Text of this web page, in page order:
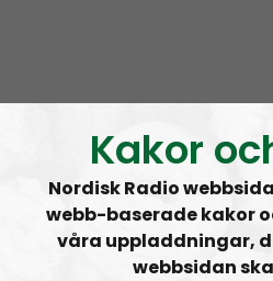
NR Special innefattar alla
Radio som inte tillhör
programmen.
Prenumerera på NR
Kakor
Nordisk Radio
webb-baserade kakor
våra uppladdningar,
webbsidan